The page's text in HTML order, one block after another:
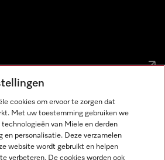
Youtube
cookies om ervoor te zorgen dat
Met uw toestemming gebruiken we
van Miele en derden
en personalisatie. Deze verzamelen
website wordt gebruikt en helpen
verbeteren. De cookies worden ook